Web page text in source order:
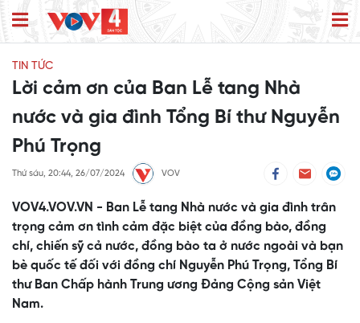
TIN TỨC
Lời cảm ơn của Ban Lễ tang Nhà
nước và gia đình Tổng Bí thư Nguyễn
Phú Trọng
Thứ sáu, 20:44, 26/07/2024 VOV
VOV4.VOV.VN - Ban Lễ tang Nhà nước và gia đình trân
trọng cảm ơn tình cảm đặc biệt của đồng bào, đồng
chí, chiến sỹ cả nước, đồng bào ta ở nước ngoài và bạn
bè quốc tế đối với đồng chí Nguyễn Phú Trọng, Tổng Bí
thư Ban Chấp hành Trung ương Đảng Cộng sản Việt
Nam.